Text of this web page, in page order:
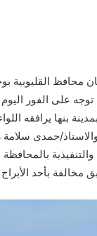
محافظ القليوبية
على الفور اليوم
بنها يرافقه
حمدى سلامة
مخالفة بأحد